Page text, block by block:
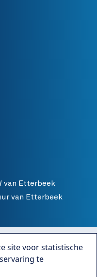
van Etterbeek
van Etterbeek
site voor statistische
te